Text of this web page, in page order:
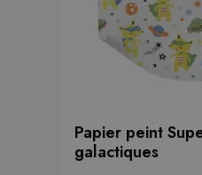
Papier peint
galactiques